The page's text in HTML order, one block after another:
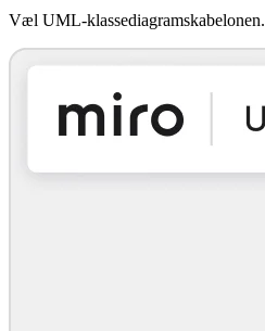
Væl UML-klassediagramskabelonen.